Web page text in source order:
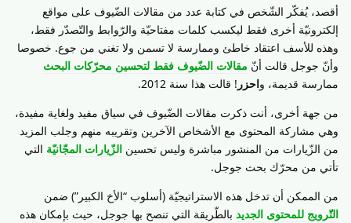
أقصد، يُفكّر الشّخص في كتابة عدد من مقالات الضّيوف على مواقع
إلكترونيّة أخرى فقط ليكسب كلمات مفتاحيّة والرّوابط والتّصدّر فقط،
وهذه للأسف اعتقاد خاطئ وممارسة لا تسمن ولا تغني من جوع. خصوصا
وأنّ جوجل قالت أنّ مقالات الضّيوف فقط لتحسين محرّكات البحث
ممارسة قديمة، واحزر ! قالت هذا سنة 2012.
من جهة أخرى، أنت ذكرت مقالات الضّيوف في سياق مفيد ولغاية مفيدة،
وهي مشاركة المحتوى مع الأشخاص الآخرين وتقريبه منهم وجلب المزيد
من الزّيارات من المنشور مباشرة وليس تحسين الزّيارات المجّانيّة التي
تأتي من محرّك بحث جوجل.
من الممكن أن تدخل هذه الاستراتيجيّة (أسلوب “الأخ الكبير”) ضمن
التّرويج للمحتوى الجديد بالطّريقة التي تنصح بها جوجل، حيث بإمكان هذه